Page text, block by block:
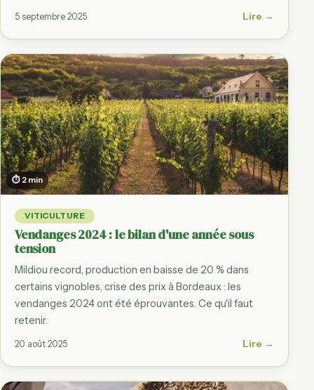
5 septembre 2025 Lire →
⏱ 2 min
VITICULTURE
Vendanges 2024 : le bilan d'une année sous
tension
Mildiou record, production en baisse de 20 % dans
certains vignobles, crise des prix à Bordeaux : les
vendanges 2024 ont été éprouvantes. Ce qu'il faut
retenir.
20 août 2025 Lire →